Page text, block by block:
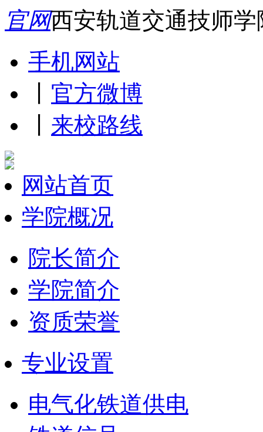
官网西安轨道交通技师
手机网站
官方微博
来校路线
网站首页
学院概况
院长简介
学院简介
资质荣誉
专业设置
电气化铁道供电